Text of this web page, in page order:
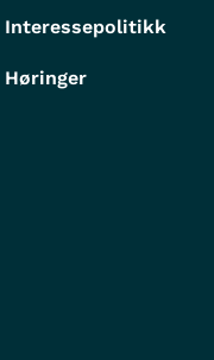
Interessepolitikk
Høringer